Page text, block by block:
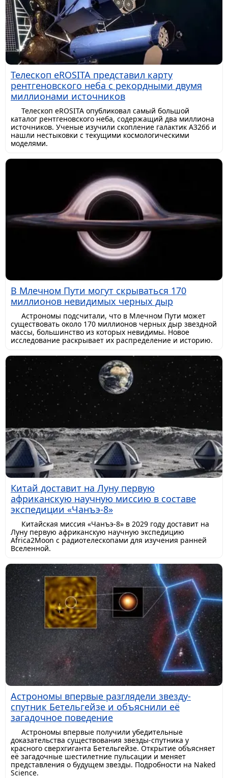
Телескоп eROSITA представил карту
рентгеновского неба с рекордными двумя
миллионами источников
Телескоп eROSITA опубликовал самый большой
каталог рентгеновского неба, содержащий два миллиона
источников. Ученые изучили скопление галактик A3266 и
нашли нестыковки с текущими космологическими
моделями.
В Млечном Пути могут скрываться 170
миллионов невидимых черных дыр
Астрономы подсчитали, что в Млечном Пути может
существовать около 170 миллионов черных дыр звездной
массы, большинство из которых невидимы. Новое
исследование раскрывает их распределение и историю.
Китай доставит на Луну первую
африканскую научную миссию в составе
экспедиции «Чанъэ-8»
Китайская миссия «Чанъэ-8» в 2029 году доставит на
Луну первую африканскую научную экспедицию
Africa2Moon с радиотелескопами для изучения ранней
Вселенной.
Астрономы впервые разглядели звезду-
спутник Бетельгейзе и объяснили её
загадочное поведение
Астрономы впервые получили убедительные
доказательства существования звезды-спутника у
красного сверхгиганта Бетельгейзе. Открытие объясняет
её загадочные шестилетние пульсации и меняет
представления о будущем звезды. Подробности на Naked
Science.